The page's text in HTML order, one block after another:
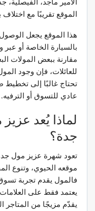
الأمير ماجد،
الموقع تقريبًا مع
هذا الموقع يجعل
بالسيارة الخاصة أو
مقارنة ببعض المولات
للعائلات، فإن وجود
تحتاج غالبًا إلى
عادي للتسوق أو الترفيه.
لماذا يُعد
جدة؟
تعود شهرة عزيز مول
موقعه الحيوي، وتنوع
فالمول يقدم تجربة
يعتمد فقط على العلامات
يقدّم مزيجًا من المتاجر